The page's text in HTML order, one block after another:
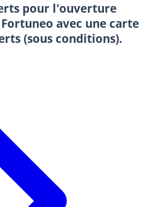
pour l'ouverture
avec une carte
(sous conditions).